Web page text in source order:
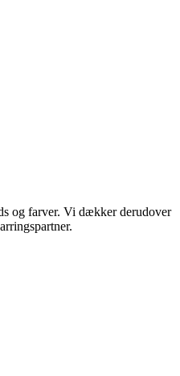
og farver. Vi dækker derudover